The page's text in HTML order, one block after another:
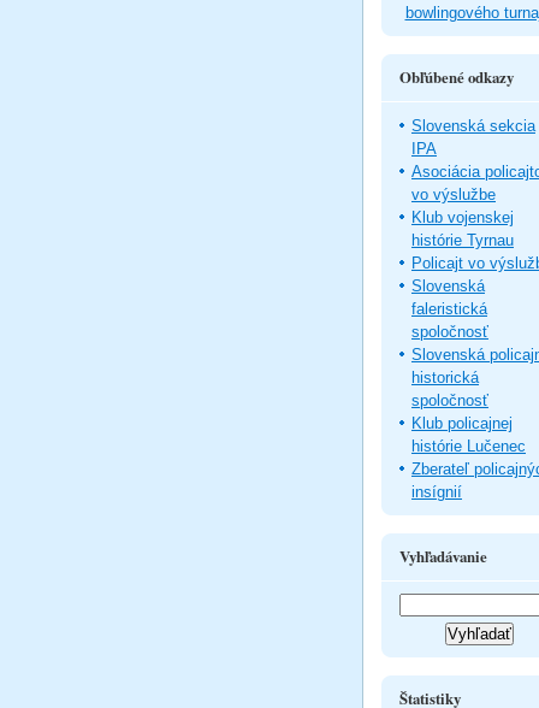
bowlingového
Obľúbené odkazy
Slovenská sekcia
IPA
Asociácia
vo výslužbe
Klub vojenskej
histórie Tyrnau
Policajt vo
Slovenská
faleristická
spoločnosť
Slovenská
historická
spoločnosť
Klub policajnej
histórie Lučenec
Zberateľ
insígnií
Vyhľadávanie
Štatistiky